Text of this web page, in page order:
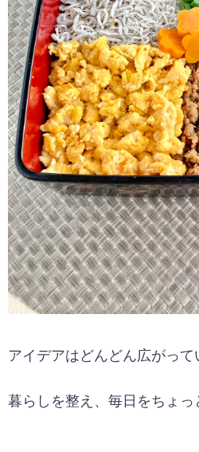
アイデアはどんどん広がって
暮らしを整え、毎日をちょ